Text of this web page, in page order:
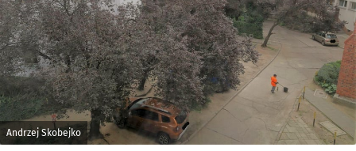
Andrzej Skobejko